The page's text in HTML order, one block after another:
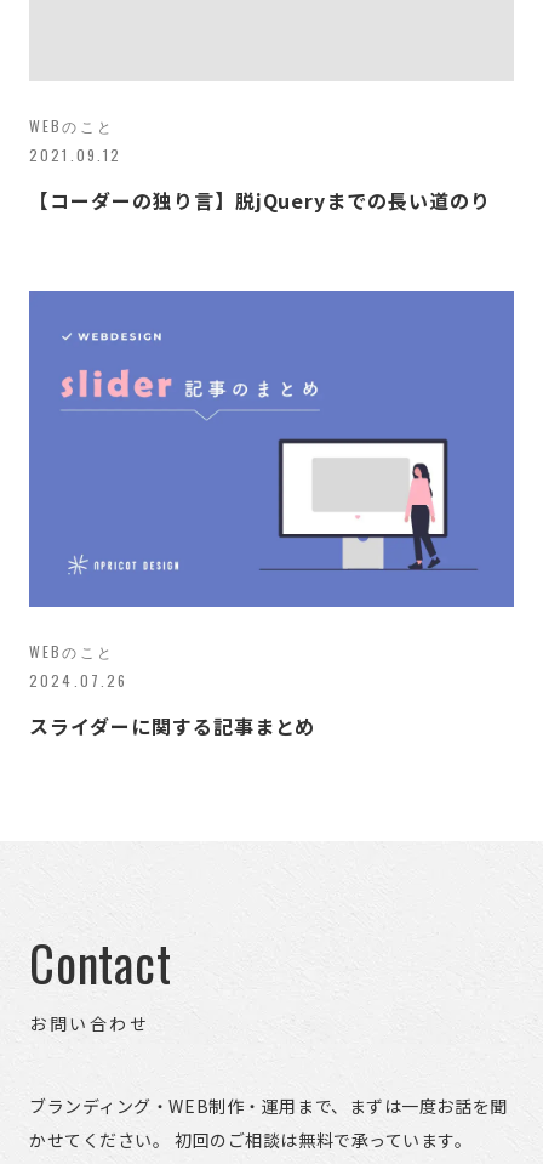
WEBのこと
2021.09.12
【コーダーの独り言】脱jQueryまでの長い道のり
WEBのこと
2024.07.26
スライダーに関する記事まとめ
Contact
お問い合わせ
ブランディング・WEB制作・運用まで、まずは一度お話を聞
かせてください。 初回のご相談は無料で承っています。